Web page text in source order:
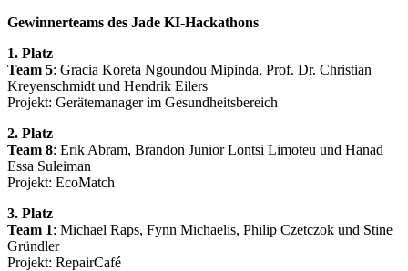
Gewinnerteams des Jade KI-Hackathons
1. Platz
Team 5: Gracia Koreta Ngoundou Mipinda, Prof. Dr. Christian
Kreyenschmidt und Hendrik Eilers
Projekt: Gerätemanager im Gesundheitsbereich
2. Platz
Team 8: Erik Abram, Brandon Junior Lontsi Limoteu und Hanad
Essa Suleiman
Projekt: EcoMatch
3. Platz
Team 1: Michael Raps, Fynn Michaelis, Philip Czetczok und Stine
Gründler
Projekt: RepairCafé